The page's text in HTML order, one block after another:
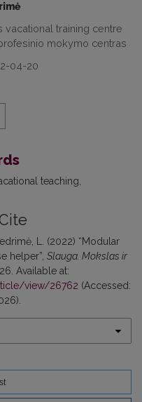
vacational training centre
mokymo centras
04-20
teaching
L. (2022) “Modular
helper”, Slauga. Mokslas ir
Available at:
view/26762 (Accessed: